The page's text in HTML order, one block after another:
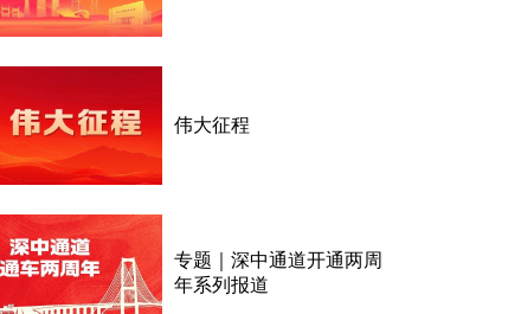
伟大征程
专题｜深中通道开通两周
年系列报道